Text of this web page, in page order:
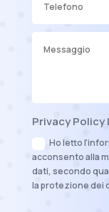
Privacy
Ho letto
acconsento alla
dati, secondo
la protezione dei